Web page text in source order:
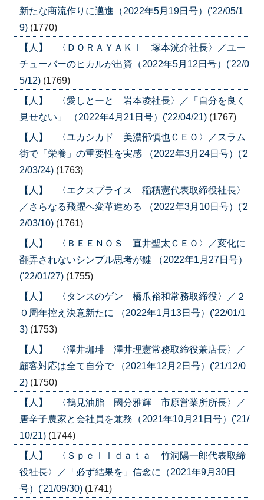
新たな商流作りに邁進（2022年5月19日号）('22/05/1
9) (1770)
【人】 〈ＤＯＲＡＹＡＫＩ 塚本洸介社長〉／ユー
チューバーのヒカルが出資（2022年5月12日号）('22/0
5/12) (1769)
【人】 〈愛しとーと 岩本凌社長〉／「自分を良く
見せない」 （2022年4月21日号）('22/04/21) (1767)
【人】 〈ユカシカド 美濃部慎也ＣＥＯ〉／スラム
街で「栄養」の重要性を実感 （2022年3月24日号）('2
2/03/24) (1763)
【人】 〈エクスプライス 稲積憲代表取締役社長〉
／さらなる飛躍へ変革進める （2022年3月10日号）('2
2/03/10) (1761)
【人】 〈ＢＥＥＮＯＳ 直井聖太ＣＥＯ〉／変化に
翻弄されないシンプル思考が鍵 （2022年1月27日号）
('22/01/27) (1755)
【人】 〈タンスのゲン 橋爪裕和常務取締役〉／２
０周年控え決意新たに （2022年1月13日号）('22/01/1
3) (1753)
【人】 〈澤井珈琲 澤井理憲常務取締役兼店長〉／
顧客対応は全て自分で （2021年12月2日号）('21/12/0
2) (1750)
【人】 〈鶴見油脂 國分雅輝 市原営業所所長〉／
唐辛子農家と会社員を兼務（2021年10月21日号）('21/
10/21) (1744)
【人】 〈Ｓｐｅｌｌｄａｔａ 竹洞陽一郎代表取締
役社長〉／「必ず結果を」信念に（2021年9月30日
号）('21/09/30) (1741)